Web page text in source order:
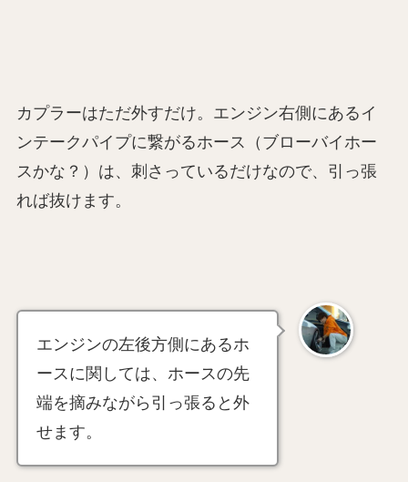
カプラーはただ外すだけ。エンジン右側にあるイ
ンテークパイプに繋がるホース（ブローバイホー
スかな？）は、刺さっているだけなので、引っ張
れば抜けます。
エンジンの左後方側にあるホ
ースに関しては、ホースの先
端を摘みながら引っ張ると外
せます。